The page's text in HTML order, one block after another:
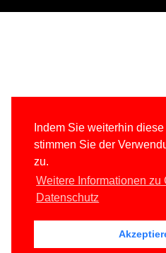
Indem Sie weiterhin
stimmen Sie der
zu.
Weitere Informationen zu
Datenschutz